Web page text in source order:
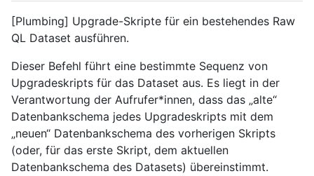
[Plumbing] Upgrade-Skripte für ein bestehendes Raw
QL Dataset ausführen.
Dieser Befehl führt eine bestimmte Sequenz von
Upgradeskripts für das Dataset aus. Es liegt in der
Verantwortung der Aufrufer*innen, dass das „alte“
Datenbankschema jedes Upgradeskripts mit dem
„neuen“ Datenbankschema des vorherigen Skripts
(oder, für das erste Skript, dem aktuellen
Datenbankschema des Datasets) übereinstimmt.